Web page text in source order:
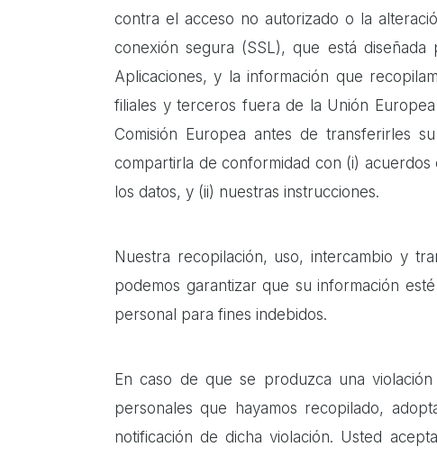
contra el acceso no autorizado o la
conexión segura (SSL), que está
Aplicaciones, y la información que
filiales y terceros fuera de la Unión
Comisión Europea antes de transferirles
compartirla de conformidad con (i)
los datos, y (ii) nuestras instrucciones.
Nuestra recopilación, uso, intercambio y
podemos garantizar que su información
personal para fines indebidos.
En caso de que se produzca una
personales que hayamos recopilado,
notificación de dicha violación. Usted